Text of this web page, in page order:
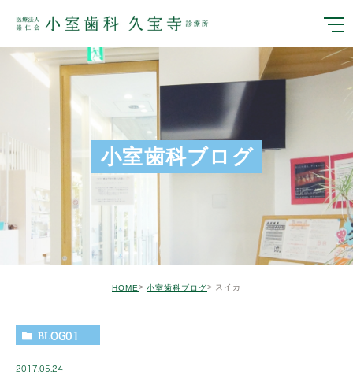
小室歯科ブログ
HOME 小室歯科ブログ スイカ
BLOG01
2017.05.24